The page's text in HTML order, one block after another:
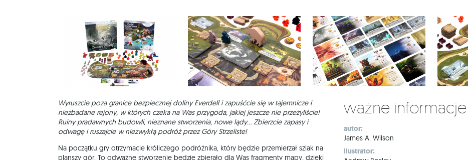
Wyruszcie poza granice bezpiecznej doliny Everdell i zapuśćcie się w tajemnicze i
niezbadane rejony, w których czeka na Was przygoda, jakiej jeszcze nie przeżyliście!
Ruiny pradawnych budowli, nieznane stworzenia, nowe lądy… Zbierzcie zapasy i
odwagę i ruszajcie w niezwykłą podróż przez Góry Strzeliste!
Na początku gry otrzymacie króliczego podróżnika, który będzie przemierzał szlak na
planszy gór. To odważne stworzenie będzie zbierało dla Was fragmenty mapy, dzięki
Ważne informacje
autor:
James A. Wilson
ilustrator: